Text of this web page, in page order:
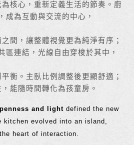
核心，重新定義生活的節奏。廚
成為互動與交流的中心，
間，讓整體視覺更為純淨有序；
區連結，光線自由穿梭於其中，
衡。主臥比例調整後更顯舒適；
能隨時間轉化為孩童房。
and light defined the new
kitchen evolved into an island,
heart of interaction.